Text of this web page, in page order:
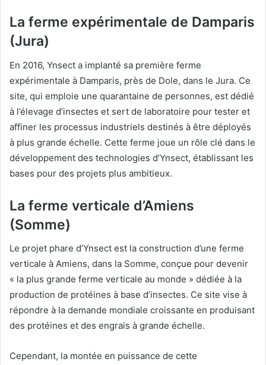
La ferme expérimentale de Damparis
(Jura)
En 2016, Ynsect a implanté sa première ferme
expérimentale à Damparis, près de Dole, dans le Jura. Ce
site, qui emploie une quarantaine de personnes, est dédié
à l’élevage d’insectes et sert de laboratoire pour tester et
affiner les processus industriels destinés à être déployés
à plus grande échelle. Cette ferme joue un rôle clé dans le
développement des technologies d’Ynsect, établissant les
bases pour des projets plus ambitieux.
La ferme verticale d’Amiens
(Somme)
Le projet phare d’Ynsect est la construction d’une ferme
verticale à Amiens, dans la Somme, conçue pour devenir
« la plus grande ferme verticale au monde » dédiée à la
production de protéines à base d’insectes. Ce site vise à
répondre à la demande mondiale croissante en produisant
des protéines et des engrais à grande échelle.
Cependant, la montée en puissance de cette